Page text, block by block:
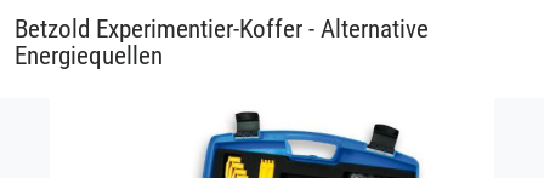
Betzold Experimentier-Koffer - Alternative
Energiequellen